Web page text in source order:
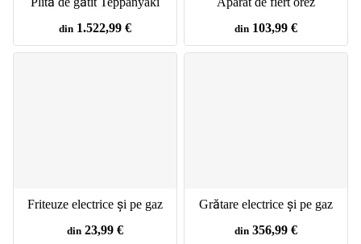
din 1.522,99 € din 103,99 €
Friteuze electrice și pe gaz
din 23,99 €
Grătare electrice și pe gaz
din 356,99 €